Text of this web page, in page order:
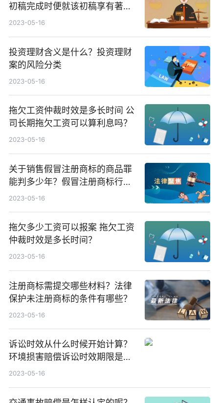
初稿完成时便就该初稿享有著作
权吗？
2023-05-16
投资理财含义是什么？投资理财
案的风险分类
2023-05-16
拖欠工资仲裁时效是多长时间 公
司长期拖欠工资可以算利息吗？
2023-05-16
关于销售假冒注册商标的商品罪
能判多少年？假冒注册商标行政
处罚标准是怎么规定的？
2023-05-16
拖欠多少工资可以报案 拖欠工资
仲裁时效是多长时间？
2023-05-16
注册商标需提交哪些材料？法律
保护未注册商标的条件有哪些？
2023-05-16
诉讼时效从什么时候开始计算？
环境损害赔偿诉讼时效期限是是
多久？
2023-05-16